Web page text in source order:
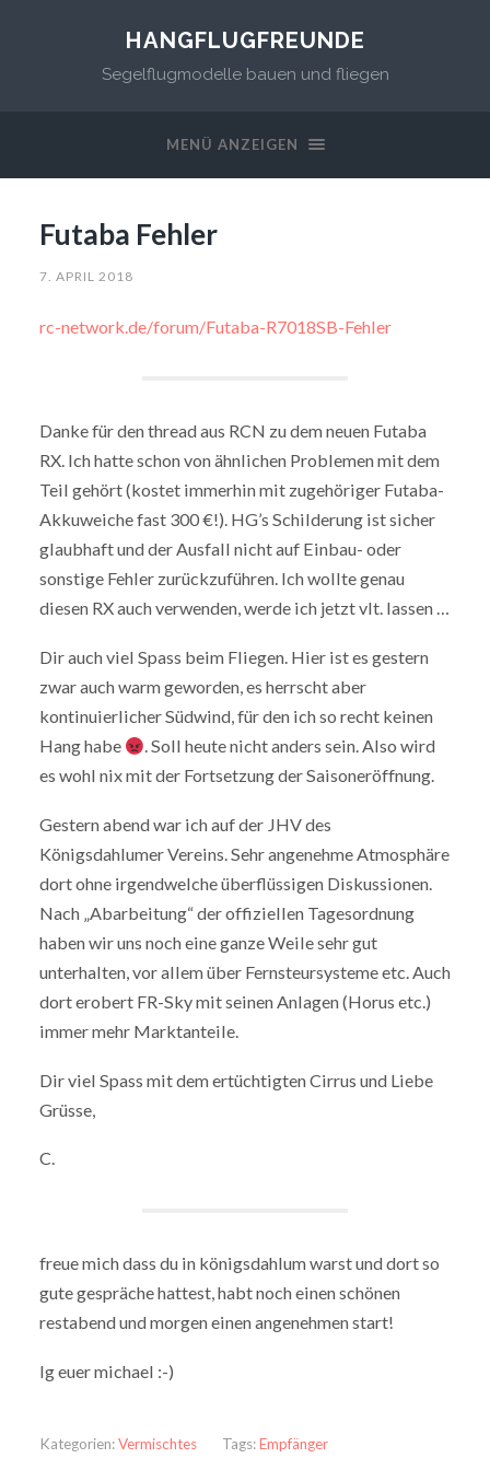
HANGFLUGFREUNDE
Segelflugmodelle bauen und fliegen
MENÜ ANZEIGEN
Futaba Fehler
7. APRIL 2018
rc-network.de/forum/Futaba-R7018SB-Fehler
Danke für den thread aus RCN zu dem neuen Futaba
RX. Ich hatte schon von ähnlichen Problemen mit dem
Teil gehört (kostet immerhin mit zugehöriger Futaba-
Akkuweiche fast 300 €!). HG’s Schilderung ist sicher
glaubhaft und der Ausfall nicht auf Einbau- oder
sonstige Fehler zurückzuführen. Ich wollte genau
diesen RX auch verwenden, werde ich jetzt vlt. lassen …
Dir auch viel Spass beim Fliegen. Hier ist es gestern
zwar auch warm geworden, es herrscht aber
kontinuierlicher Südwind, für den ich so recht keinen
Hang habe
. Soll heute nicht anders sein. Also wird
es wohl nix mit der Fortsetzung der Saisoneröffnung.
Gestern abend war ich auf der JHV des
Königsdahlumer Vereins. Sehr angenehme Atmosphäre
dort ohne irgendwelche überflüssigen Diskussionen.
Nach „Abarbeitung“ der offiziellen Tagesordnung
haben wir uns noch eine ganze Weile sehr gut
unterhalten, vor allem über Fernsteursysteme etc. Auch
dort erobert FR-Sky mit seinen Anlagen (Horus etc.)
immer mehr Marktanteile.
Dir viel Spass mit dem ertüchtigten Cirrus und Liebe
Grüsse,
C.
freue mich dass du in königsdahlum warst und dort so
gute gespräche hattest, habt noch einen schönen
restabend und morgen einen angenehmen start!
lg euer michael :-)
Kategorien:Vermischtes Tags:Empfänger